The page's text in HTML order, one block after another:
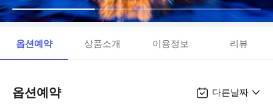
옵션예약 상품소개 이용정보 리뷰
옵션예약 다른날짜